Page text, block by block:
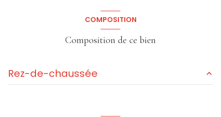
COMPOSITION
Composition de ce bien
Rez-de-chaussée